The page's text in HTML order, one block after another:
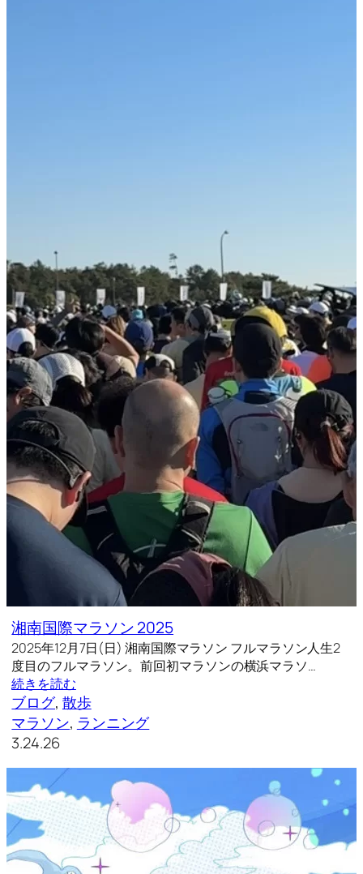
湘南国際マラソン 2025
2025年12月7日(日) 湘南国際マラソン フルマラソン人生2
度目のフルマラソン。前回初マラソンの横浜マラソ…
続きを読む
ブログ, 散歩
マラソン, ランニング
3.24.26